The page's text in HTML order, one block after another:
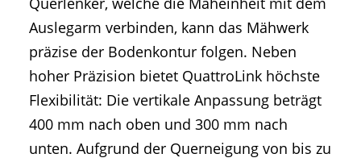
Auslegarm verbinden, kann das Mähwerk
präzise der Bodenkontur folgen. Neben
hoher Präzision bietet QuattroLink höchste
Flexibilität: Die vertikale Anpassung beträgt
400 mm nach oben und 300 mm nach
unten. Aufgrund der Querneigung von bis zu